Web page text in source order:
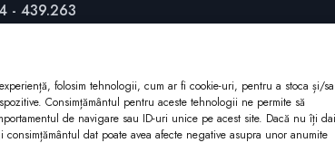
folosim tehnologii, cum ar fi cookie-uri, pentru a stoca și/
Consimțământul pentru aceste tehnologii ne permite să
de navigare sau ID-uri unice pe acest site. Dacă nu îți dai
dat poate avea afecte negative asupra unor anumite
- 439.263